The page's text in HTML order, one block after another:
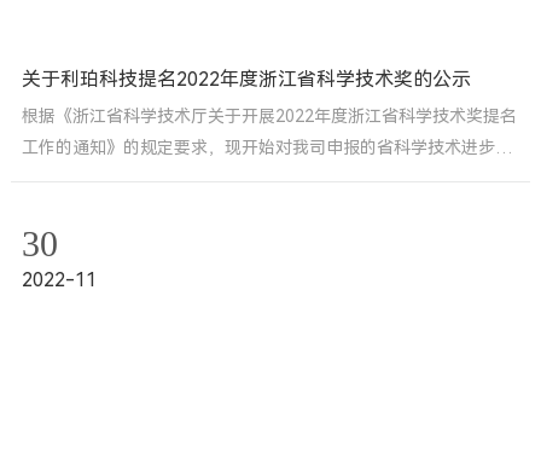
关于利珀科技提名2022年度浙江省科学技术奖的公示
根据《浙江省科学技术厅关于开展2022年度浙江省科学技术奖提名
工作的通知》的规定要求，现开始对我司申报的省科学技术进步奖
（成果名称：大口径光学元件微纳缺陷检测技术及产业化应用 ）予
30
2022-11